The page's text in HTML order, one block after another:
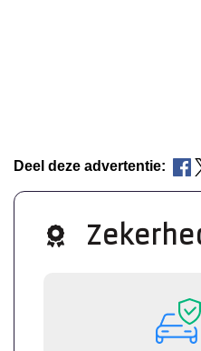
Deel deze advertentie: